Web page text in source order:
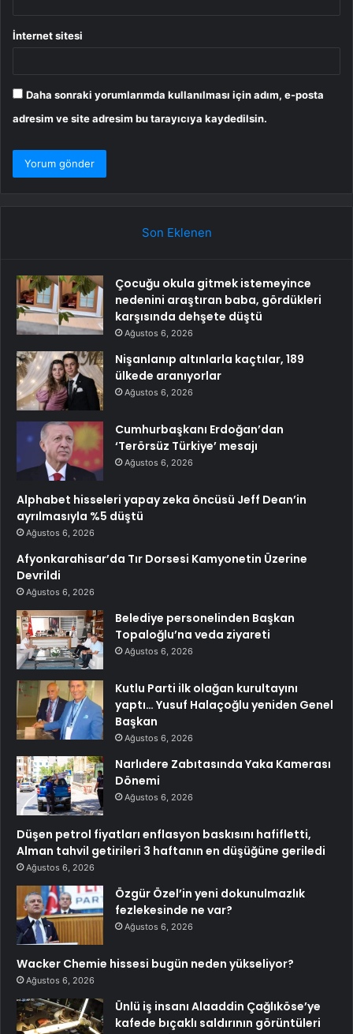
İnternet sitesi
Daha sonraki yorumlarımda kullanılması için adım, e-posta
adresim ve site adresim bu tarayıcıya kaydedilsin.
Son Eklenen
Çocuğu okula gitmek istemeyince
nedenini araştıran baba, gördükleri
karşısında dehşete düştü
Ağustos 6, 2026
Nişanlanıp altınlarla kaçtılar, 189
ülkede aranıyorlar
Ağustos 6, 2026
Cumhurbaşkanı Erdoğan’dan
‘Terörsüz Türkiye’ mesajı
Ağustos 6, 2026
Alphabet hisseleri yapay zeka öncüsü Jeff Dean’in
ayrılmasıyla %5 düştü
Ağustos 6, 2026
Afyonkarahisar’da Tır Dorsesi Kamyonetin Üzerine
Devrildi
Ağustos 6, 2026
Belediye personelinden Başkan
Topaloğlu’na veda ziyareti
Ağustos 6, 2026
Kutlu Parti ilk olağan kurultayını
yaptı… Yusuf Halaçoğlu yeniden Genel
Başkan
Ağustos 6, 2026
Narlıdere Zabıtasında Yaka Kamerası
Dönemi
Ağustos 6, 2026
Düşen petrol fiyatları enflasyon baskısını hafifletti,
Alman tahvil getirileri 3 haftanın en düşüğüne geriledi
Ağustos 6, 2026
Özgür Özel’in yeni dokunulmazlık
fezlekesinde ne var?
Ağustos 6, 2026
Wacker Chemie hissesi bugün neden yükseliyor?
Ağustos 6, 2026
Ünlü iş insanı Alaaddin Çağlıköse’ye
kafede bıçaklı saldırının görüntüleri